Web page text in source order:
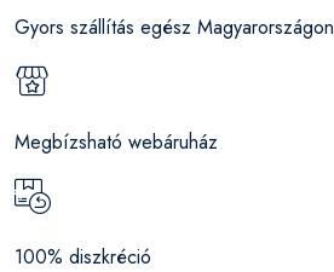
Gyors szállítás egész Magyarországon
Megbízsható webáruház
100% diszkréció